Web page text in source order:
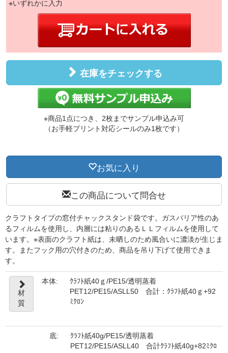
※いずれかに入力
在庫をチェックする
※商品1点につき、2枚までサンプル申込み可
（お手軽プリント対応シールのみ1枚です）
お気に入り
この商品について問合せ
クラフトタイプの窓付チャックスタンド袋です。ガスバリア性のあ
るフィルムを使用し、内層には粘りのあるＬＬフィルムを使用して
います。※表面のクラフト紙は、未晒しのため風合いに濃淡が生じま
す。またフック用の穴付きのため、商品を吊り下げて使用できま
す。
材
質
本体:
ｸﾗﾌﾄ紙40ｇ/PE15/透明蒸着
PET12/PE15/ASLL50 合計：ｸﾗﾌﾄ紙40ｇ+92
ﾐｸﾛﾝ
底:
ｸﾗﾌﾄ紙40g/PE15/透明蒸着
PET12/PE15/ASLL40 合計ｸﾗﾌﾄ紙40g+82ﾐｸﾛ